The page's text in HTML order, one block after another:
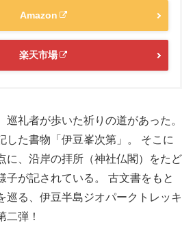
Amazon
楽天市場
巡礼者が歩いた祈りの道があった。
した書物「伊豆峯次第」。 そこに
に、沿岸の拝所（神社仏閣）をたど
子が記されている。 古文書をもと
巡る、伊豆半島ジオパークトレッキ
二弾！